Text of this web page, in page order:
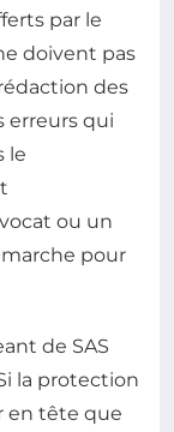
par le
doivent pas
des
erreurs qui
le
ou un
pour
de SAS
la protection
en tête que